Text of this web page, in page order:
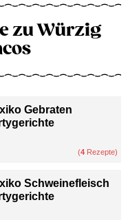
zu Würzig
Gebraten
(4 Rezepte)
Schweinefleisch